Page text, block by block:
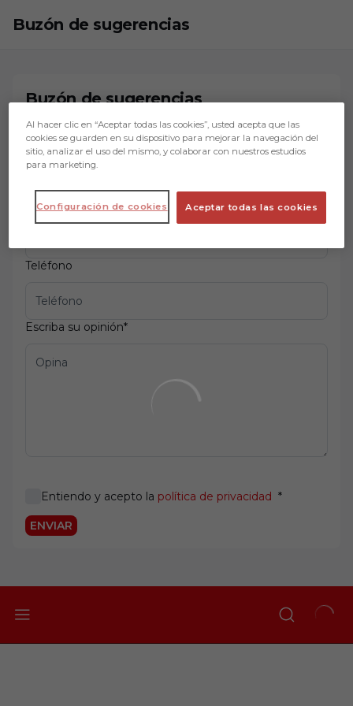
Buzón de sugerencias
Buzón de sugerencias
Nombre y apellidos*
Email*
Teléfono
Escriba su opinión*
Entiendo y acepto la política de privacidad *
ENVIAR
Al hacer clic en “Aceptar todas las cookies”, usted acepta que las
cookies se guarden en su dispositivo para mejorar la navegación del
sitio, analizar el uso del mismo, y colaborar con nuestros estudios
para marketing.
Aceptar todas las cookies
Configuración de cookies